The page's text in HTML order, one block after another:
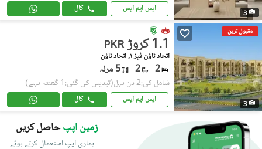
3 ایس ایم ایس کال
مقبول ترین
3
PKR 1.1 کروڑ
اتحاد ٹاؤن فیز ١, اتحاد ٹاؤن
2
2 5 مرلہ
شامل کی:2 دن پہل (تبدیلی کی گئی:1 گھنٹہ پہلے)
ایس ایم ایس کال
زمین اپپحاصل کریں
ہماری ایپ استعمال کرتے ہوئے